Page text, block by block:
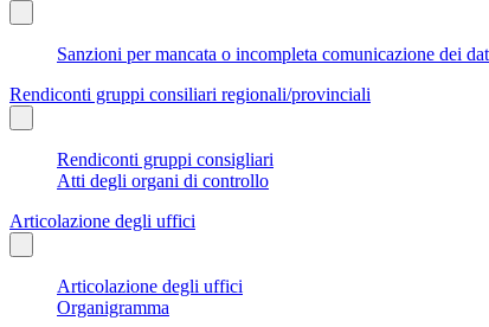
Sanzioni per mancata o incompleta comunicazione dei
Rendiconti gruppi consiliari regionali/provinciali
Rendiconti gruppi consigliari
Atti degli organi di controllo
Articolazione degli uffici
Articolazione degli uffici
Organigramma